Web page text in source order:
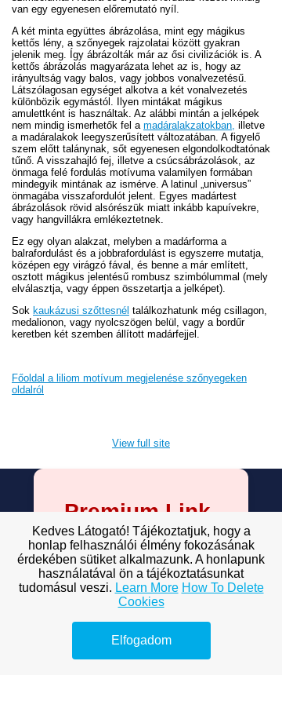
van egy egyenesen előremutató nyíl.
A két minta együttes ábrázolása, mint egy mágikus
kettős lény, a szőnyegek rajzolatai között gyakran
jelenik meg. Így ábrázolták már az ősi civilizációk is. A
kettős ábrázolás magyarázata lehet az is, hogy az
irányultság vagy balos, vagy jobbos vonalvezetésű.
Látszólagosan egységet alkotva a két vonalvezetés
különbözik egymástól. Ilyen mintákat mágikus
amulettként is használtak. Az alábbi mintán a jelképek
nem mindig ismerhetők fel a madáralakzatokban, illetve
a madáralakok leegyszerűsített változatában. A figyelő
szem előtt talánynak, sőt egyenesen elgondolkodtatónak
tűnő. A visszahajló fej, illetve a csúcsábrázolások, az
önmaga felé fordulás motívuma valamilyen formában
mindegyik mintának az ismérve. A latinul „universus”
önmagába visszafordulót jelent. Egyes madártest
ábrázolások rövid alsórészük miatt inkább kapuívekre,
vagy hangvillákra emlékeztetnek.
Ez egy olyan alakzat, melyben a madárforma a
balrafordulást és a jobbrafordulást is egyszerre mutatja,
középen egy virágzó fával, és benne a már említett,
osztott mágikus jelentésű rombusz szimbólummal (mely
elválasztja, vagy éppen összetartja a jelképet).
Sok kaukázusi szőttesnél találkozhatunk még csillagon,
medalionon, vagy nyolcszögen belül, vagy a bordűr
keretben két szemben állított madárfejjel.
Főoldal a liliom motívum megjelenése szőnyegeken
oldalról
View full site
Premium Link-
Building
Services
Explore premium link-building
options to boost your online
visibility.
Online marketinges teljesítmény
Kedves Látogató! Tájékoztatjuk, hogy a
honlap felhasználói élmény fokozásának
érdekében sütiket alkalmazunk. A honlapunk
használatával ön a tájékoztatásunkat
tudomásul veszi. Learn More How To Delete
Cookies
Elfogadom